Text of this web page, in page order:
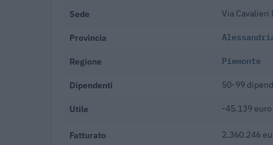
Sede Via Cavalieri
Provincia
Regione Piemonte
Dipendenti 50-99
Utile -45.139
Fatturato 2.360.246